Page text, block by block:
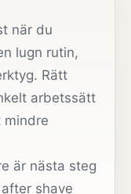
när du
lugn rutin,
Rätt
arbetssätt
mindre
är nästa steg
shave